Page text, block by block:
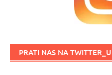
PRATI NAS NA TWITTER_U